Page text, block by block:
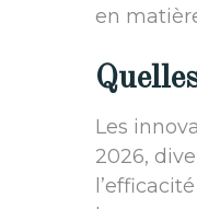
en
Les
2026,